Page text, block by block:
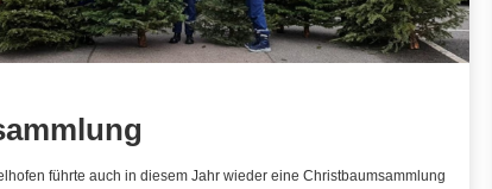
führte auch in diesem Jahr wieder eine Christbaumsammlung